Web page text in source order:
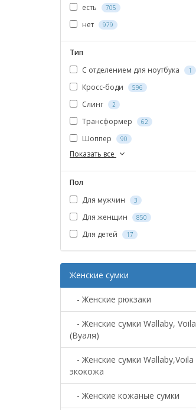
есть
705
нет 979
Тип
С отделением для ноутбука
1
Кросс-боди 596
Слинг 2
Трансформер 62
Шоппер 90
Показать все
Пол
Для мужчин
3
Для женщин 850
Для детей 17
Женские сумки
- Женские рюкзаки
- Женские сумки Wallaby, Voila
(Вуаля)
- Женские сумки Wallaby,Voila
экокожа
- Женские кожаные сумки